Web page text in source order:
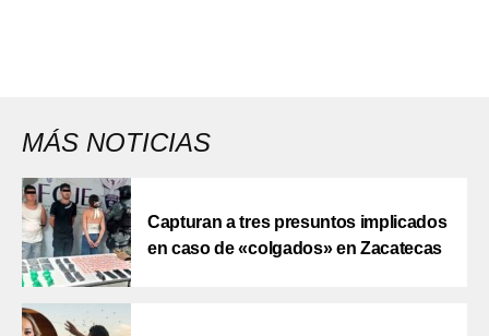
MÁS NOTICIAS
Capturan a tres presuntos implicados
en caso de «colgados» en Zacatecas